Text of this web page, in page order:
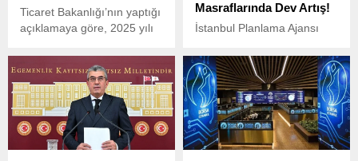
Ticaret Bakanlığı’nın yaptığı
açıklamaya göre, 2025 yılı
dış ticaretinde dikkat çeken
bir gelişme yaşandı.
Masraflarında Dev Artış!
İstanbul Planlama Ajansı
için yapılan temel mutfak
harcaması araştırma
sonuçlarını açıkladı. 2024
yılına kıyasla mutfak
masraflarında yüzde 45,75
oranında büyük bir artış